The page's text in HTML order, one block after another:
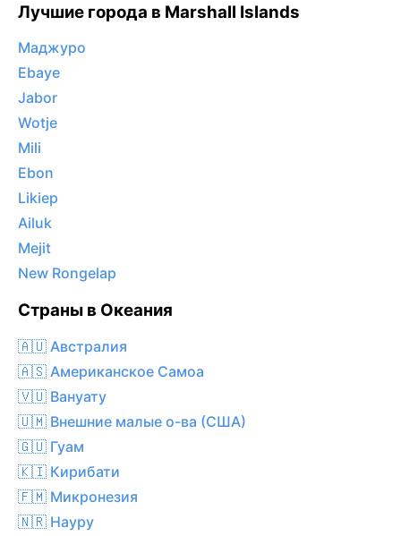
Лучшие города в Marshall Islands
Маджуро
Ebaye
Jabor
Wotje
Mili
Ebon
Likiep
Ailuk
Mejit
New Rongelap
Страны в Океания
🇦🇺 Австралия
🇦🇸 Американское Самоа
🇻🇺 Вануату
🇺🇲 Внешние малые о-ва (США)
🇬🇺 Гуам
🇰🇮 Кирибати
🇫🇲 Микронезия
🇳🇷 Науру